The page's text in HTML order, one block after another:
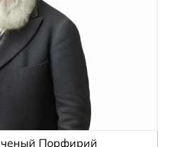
Порфирий